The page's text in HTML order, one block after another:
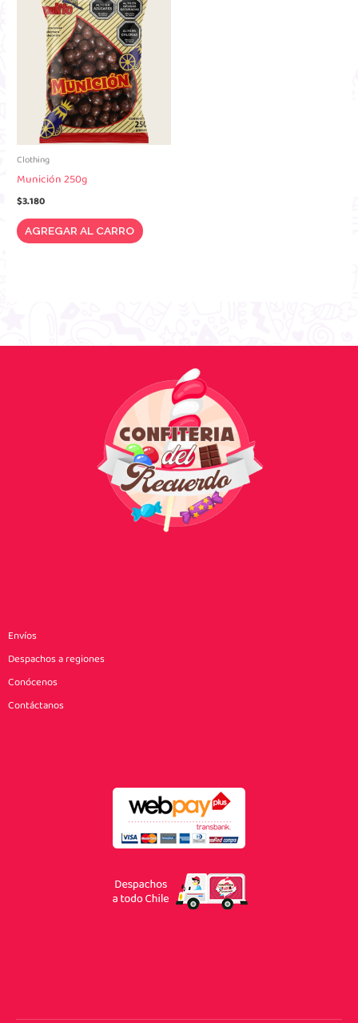
Clothing
Munición 250g
$3.180
AGREGAR AL CARRO
Envíos
Despachos a regiones
Conócenos
Contáctanos